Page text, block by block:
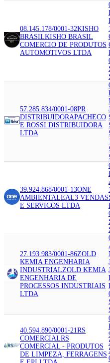
08.145.178/0001-32KISHO
BRASILKISHO BRASIL
COMERCIO DE PRODUTOS
AUTOMOTIVOS LTDA
57.285.834/0001-08PR
DISTRIBUIDORAPACHECO
E ROSSI DISTRIBUIDORA
LTDA
39.924.868/0001-13ONE
AMBIENTALEAL3 VENDAS
E SERVICOS LTDA
27.193.983/0001-86ZOLD
KEMIA ENGENHARIA
INDUSTRIALZOLD KEMIA
ENGENHARIA DE
PROCESSOS INDUSTRIAIS
LTDA
40.594.890/0001-21 RS
COMERCIALRS
COMERCIAL - PRODUTOS
DE LIMPEZA, FERRAGENS